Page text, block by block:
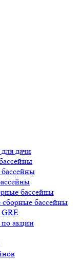
дачи
бассейны
бассейны
акции